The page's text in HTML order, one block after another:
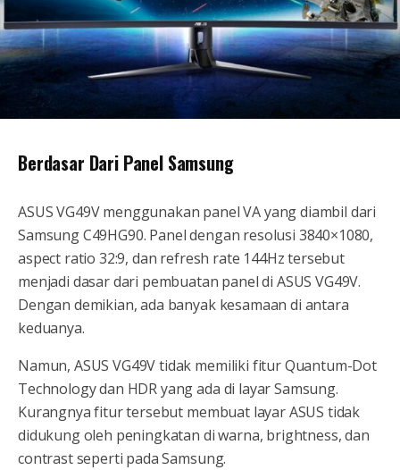
Berdasar Dari Panel Samsung
ASUS VG49V menggunakan panel VA yang diambil dari
Samsung C49HG90. Panel dengan resolusi 3840×1080,
aspect ratio 32:9, dan refresh rate 144Hz tersebut
menjadi dasar dari pembuatan panel di ASUS VG49V.
Dengan demikian, ada banyak kesamaan di antara
keduanya.
Namun, ASUS VG49V tidak memiliki fitur Quantum-Dot
Technology dan HDR yang ada di layar Samsung.
Kurangnya fitur tersebut membuat layar ASUS tidak
didukung oleh peningkatan di warna, brightness, dan
contrast seperti pada Samsung.